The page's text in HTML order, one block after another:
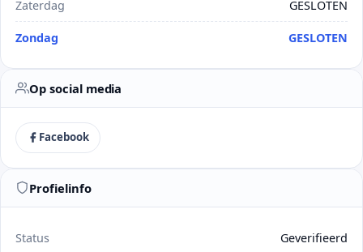
Zaterdag GESLOTEN
Zondag GESLOTEN
Op social media
Facebook
Profielinfo
Status Geverifieerd